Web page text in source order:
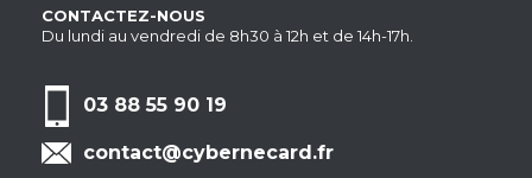
CONTACTEZ-NOUS
Du lundi au vendredi de 8h30 à 12h et de 14h-17h.
03 88 55 90 19
contact@cybernecard.fr